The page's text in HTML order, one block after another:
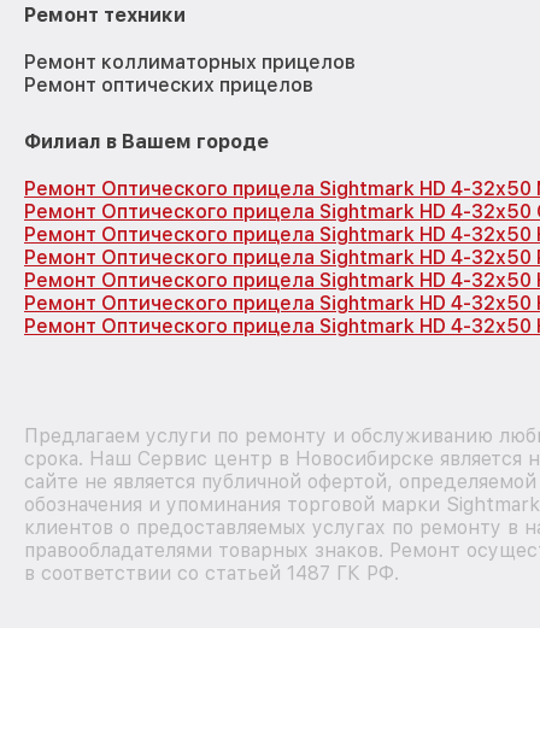
Ремонт техники
Ремонт коллиматорных прицелов
Ремонт оптических прицелов
Филиал в Вашем городе
Ремонт Оптического прицела Sightmark HD 4-32x50
Ремонт Оптического прицела Sightmark HD 4-32x50
Ремонт Оптического прицела Sightmark HD 4-32x50
Ремонт Оптического прицела Sightmark HD 4-
Ремонт Оптического прицела Sightmark HD 4-
Ремонт Оптического прицела Sightmark HD 4-32x50
Ремонт Оптического прицела Sightmark HD 4-32x50
Предлагаем услуги по ремонту и обслуживанию
срока. Наш Сервис центр в Новосибирске
сайте не является публичной офертой,
обозначения и упоминания торговой марки
клиентов о предоставляемых услугах по ремонту в
правообладателями товарных знаков. Ремонт
в соответствии со статьей 1487 ГК РФ.